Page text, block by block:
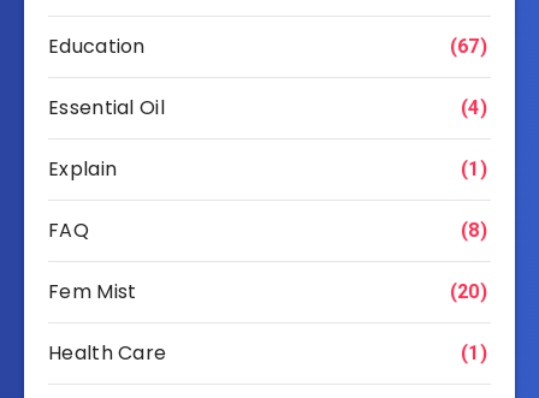
Education (67)
Essential Oil (4)
Explain (1)
FAQ (8)
Fem Mist (20)
Health Care (1)